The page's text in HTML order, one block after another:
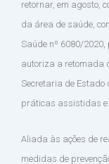
retornar, em agosto,
da área de saúde,
Saúde nº 6080/2020,
autoriza a retomada
Secretaria de Estado
práticas assistidas e
Aliada às ações de
medidas de